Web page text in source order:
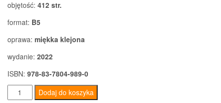
objętość: 412 str.
format: B5
oprawa: miękka klejona
wydanie: 2022
ISBN: 978-83-7804-989-0
ilość
Dodaj do koszyka